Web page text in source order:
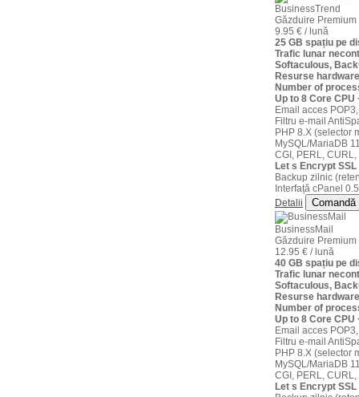
BusinessTrend
Găzduire Premium
9.95 € / lună
25 GB spațiu pe
Trafic lunar
Softaculous,
Resurse
Number of
Up to 8 Core CPU
Email acces
Filtru e-mail
PHP 8.X (selector
MySQL/MariaDB
CGI, PERL,
Let s Encrypt
Backup zilnic
Interfață cPanel
Detalii
Comandă
BusinessMail
Găzduire Premium
12.95 € / lună
40 GB spațiu pe
Trafic lunar
Softaculous,
Resurse
Number of
Up to 8 Core CPU
Email acces
Filtru e-mail
PHP 8.X (selector
MySQL/MariaDB
CGI, PERL,
Let s Encrypt